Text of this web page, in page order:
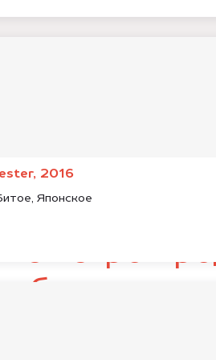
2016
Японское
быстро